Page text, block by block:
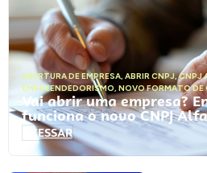
ABERTURA DE EMPRESA, ABRIR CNPJ,CNPJ
EMPREENDEDORISMO, NOVO FORMATO DE
Vai abrir uma empresa?
funciona o novo CNPJ
ACESSAR